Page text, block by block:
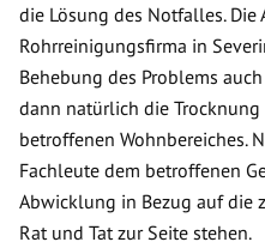
die Lösung des Notfalles. Die
Rohrreinigungsfirma in
Behebung des Problems
dann natürlich die
betroffenen Wohnbereiches.
Fachleute dem betroffenen
Abwicklung in Bezug auf die
Rat und Tat zur Seite stehen.